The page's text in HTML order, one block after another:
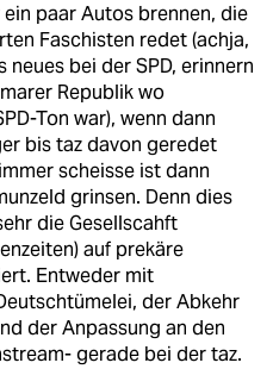
paar Autos brennen, die
Faschisten redet (achja,
bei der SPD, erinnern
Republik wo
Ton war), wenn dann
bis taz davon geredet
scheisse ist dann
grinsen. Denn dies
die Gesellscahft
auf prekäre
Entweder mit
der Abkehr
der Anpassung an den
gerade bei der taz.